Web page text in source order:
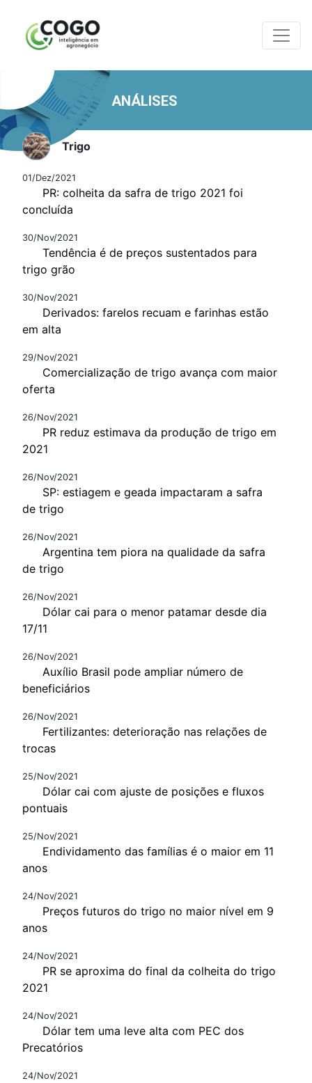
ANÁLISES
Trigo
01/Dez/2021
PR: colheita da safra de trigo 2021 foi
concluída
30/Nov/2021
Tendência é de preços sustentados para
trigo grão
30/Nov/2021
Derivados: farelos recuam e farinhas estão
em alta
29/Nov/2021
Comercialização de trigo avança com maior
oferta
26/Nov/2021
PR reduz estimava da produção de trigo em
2021
26/Nov/2021
SP: estiagem e geada impactaram a safra
de trigo
26/Nov/2021
Argentina tem piora na qualidade da safra
de trigo
26/Nov/2021
Dólar cai para o menor patamar desde dia
17/11
26/Nov/2021
Auxílio Brasil pode ampliar número de
beneficiários
26/Nov/2021
Fertilizantes: deterioração nas relações de
trocas
25/Nov/2021
Dólar cai com ajuste de posições e fluxos
pontuais
25/Nov/2021
Endividamento das famílias é o maior em 11
anos
24/Nov/2021
Preços futuros do trigo no maior nível em 9
anos
24/Nov/2021
PR se aproxima do final da colheita do trigo
2021
24/Nov/2021
Dólar tem uma leve alta com PEC dos
Precatórios
24/Nov/2021